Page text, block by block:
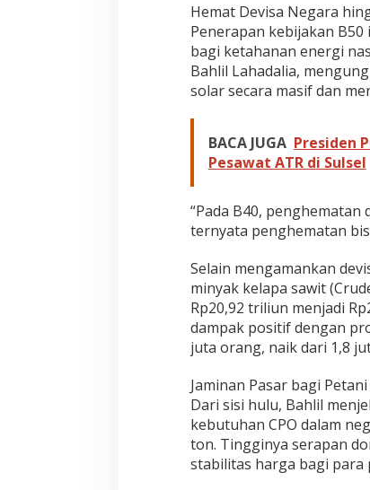
Hemat Devisa Negara
Penerapan kebijakan
bagi ketahanan energi
Bahlil Lahadalia,
solar secara masif dan
BACA JUGA Presiden
Pesawat ATR di Sulsel
“Pada B40,
ternyata penghematan
Selain mengamankan
minyak kelapa sawit
Rp20,92 triliun menjadi
dampak positif dengan
juta orang, naik dari 1,8
Jaminan Pasar bagi
Dari sisi hulu, Bahlil
kebutuhan CPO dalam
ton. Tingginya serapan
stabilitas harga bagi para